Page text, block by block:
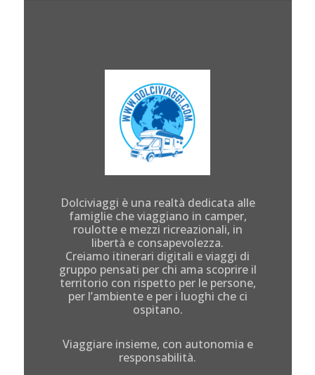
Dolciviaggi è una realtà dedicata alle
famiglie che viaggiano in camper,
roulotte e mezzi ricreazionali, in
libertà e consapevolezza.
Creiamo itinerari digitali e viaggi di
gruppo pensati per chi ama scoprire il
territorio con rispetto per le persone,
per l’ambiente e per i luoghi che ci
ospitano.
Viaggiare insieme, con autonomia e
responsabilità.